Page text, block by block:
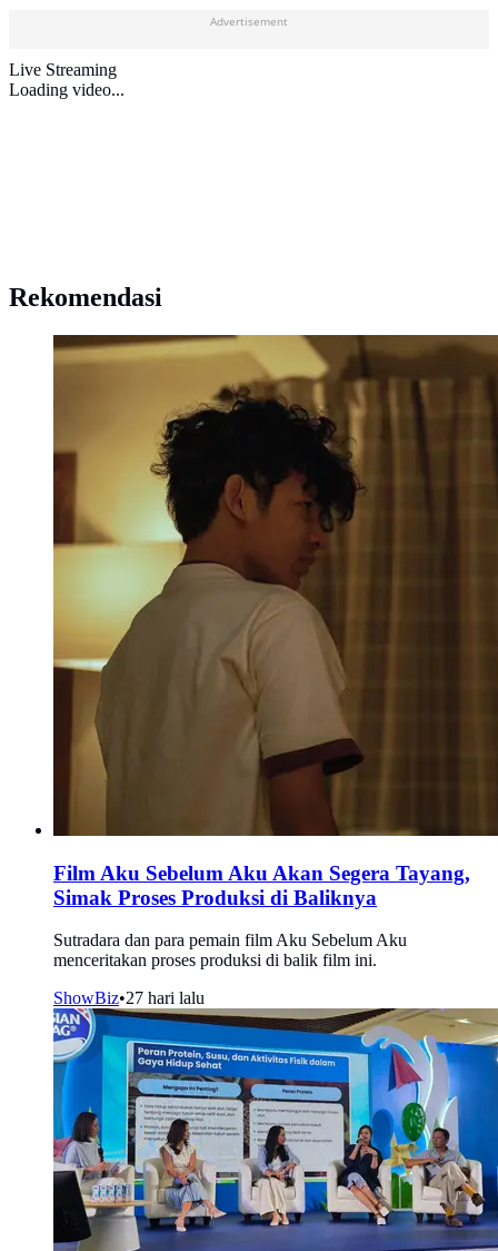
Advertisement
Live Streaming
Loading video...
Rekomendasi
Film Aku Sebelum Aku Akan Segera Tayang,
Simak Proses Produksi di Baliknya
Sutradara dan para pemain film Aku Sebelum Aku
menceritakan proses produksi di balik film ini.
ShowBiz•27 hari lalu